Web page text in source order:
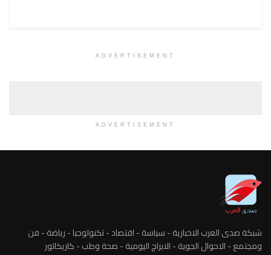
ADVERTISEMENT
ADVERTISEMENT
شبكة صدى العرب الاخبارية - سياسة - اقتصاد - تكنولوجيا - رياضة - فن
ومجتمع - الاحوال الجوية - الابراج اليومية - صحة وطب - كاريكاتور